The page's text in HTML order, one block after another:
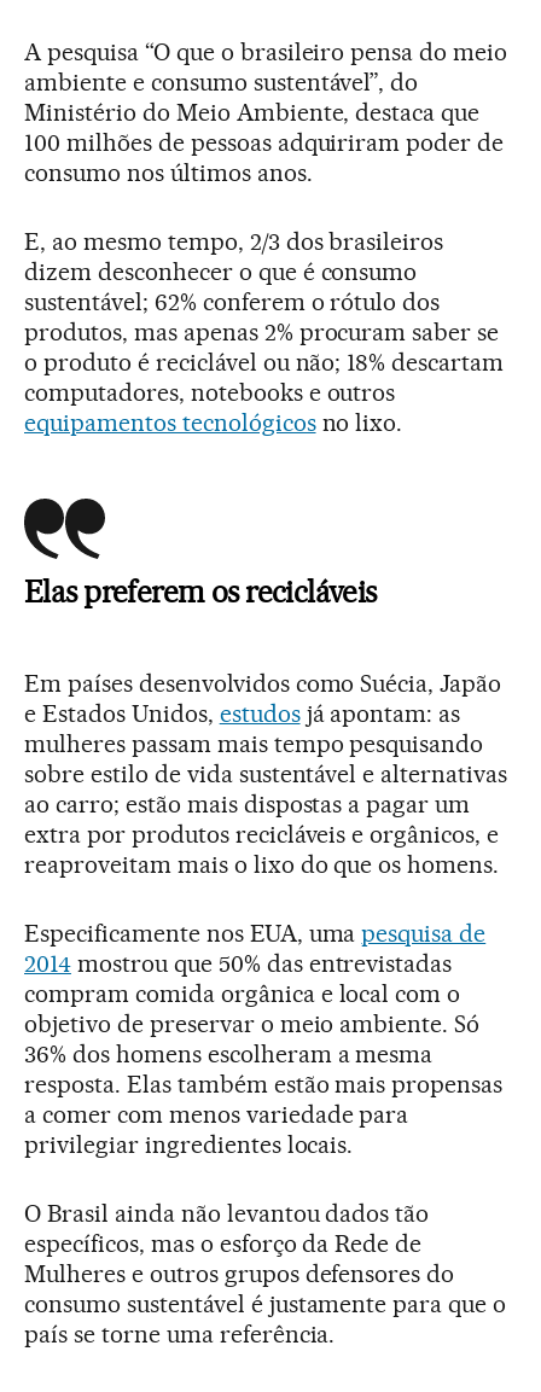
A pesquisa “O que o brasileiro pensa do meio
ambiente e consumo sustentável”, do
Ministério do Meio Ambiente, destaca que
100 milhões de pessoas adquiriram poder de
consumo nos últimos anos.
E, ao mesmo tempo, 2/3 dos brasileiros
dizem desconhecer o que é consumo
sustentável; 62% conferem o rótulo dos
produtos, mas apenas 2% procuram saber se
o produto é reciclável ou não; 18% descartam
computadores, notebooks e outros
equipamentos tecnológicosno lixo.
Elas preferem os recicláveis
Em países desenvolvidos como Suécia, Japão
e Estados Unidos, estudosjá apontam: as
mulheres passam mais tempo pesquisando
sobre estilo de vida sustentável e alternativas
ao carro; estão mais dispostas a pagar um
extra por produtos recicláveis e orgânicos, e
reaproveitam mais o lixo do que os homens.
Especificamente nos EUA, umapesquisa de
2014mostrou que 50% das entrevistadas
compram comida orgânica e local com o
objetivo de preservar o meio ambiente. Só
36% dos homens escolheram a mesma
resposta. Elas também estão mais propensas
a comer com menos variedade para
privilegiar ingredientes locais.
O Brasil ainda não levantou dados tão
específicos, mas o esforço da Rede de
Mulheres e outros grupos defensores do
consumo sustentável é justamente para que o
país se torne uma referência.